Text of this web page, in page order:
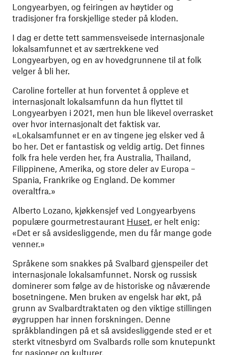
Longyearbyen, og feiringen av høytider og
tradisjoner fra forskjellige steder på kloden.
I dag er dette tett sammensveisede internasjonale
lokalsamfunnet et av særtrekkene ved
Longyearbyen, og en av hovedgrunnene til at folk
velger å bli her.
Caroline forteller at hun forventet å oppleve et
internasjonalt lokalsamfunn da hun flyttet til
Longyearbyen i 2021, men hun ble likevel overrasket
over hvor internasjonalt det faktisk var.
«Lokalsamfunnet er en av tingene jeg elsker ved å
bo her. Det er fantastisk og veldig artig. Det finnes
folk fra hele verden her, fra Australia, Thailand,
Filippinene, Amerika, og store deler av Europa –
Spania, Frankrike og England. De kommer
overaltfra.»
Alberto Lozano, kjøkkensjef ved Longyearbyens
populære gourmetrestaurant Huset, er helt enig:
«Det er så avsidesliggende, men du får mange gode
venner.»
Språkene som snakkes på Svalbard gjenspeiler det
internasjonale lokalsamfunnet. Norsk og russisk
dominerer som følge av de historiske og nåværende
bosetningene. Men bruken av engelsk har økt, på
grunn av Svalbardtraktaten og den viktige stillingen
øygruppen har innen forskningen. Denne
språkblandingen på et så avsidesliggende sted er et
sterkt vitnesbyrd om Svalbards rolle som knutepunkt
for nasjoner og kulturer.